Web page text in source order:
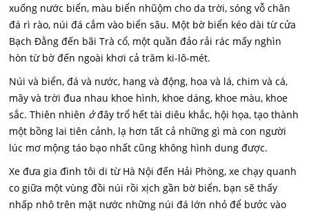
xuống nước biển, màu biển nhũộm cho da trời, sóng vỗ chân
đá rì rào, núi đá cắm vào biển sâu. Một bờ biển kéo dài từ cửa
Bạch Đằng đến bãi Trà cổ, một quần đảo rải rác mấy nghìn
hòn từ bờ đến ngoài khơi cả trăm ki-lô-mét.
Núi và biển, đá và nước, hang và động, hoa và lá, chim và cá,
mây và trời đua nhau khoe hình, khoe dáng, khoe màu, khoe
sắc. Thiên nhiên ởđây trổ hết tài diêu khắc, hội họa, tạo thành
một bồng lai tiên cảnh, lạ hơn tất cả những gì mà con người
lúc mơ mộng táo bạo nhất cũng không hình dung được.
Xe đưa gia đình tôi di từ Hà Nội đến Hải Phòng, xe chạy quanh
co giữa một vùng đồi núi rồi xịch gần bờ biển, bạn sẽ thấy
nhấp nhô trên mặt nước những núi đá lớn nhỏ để bưởc vào